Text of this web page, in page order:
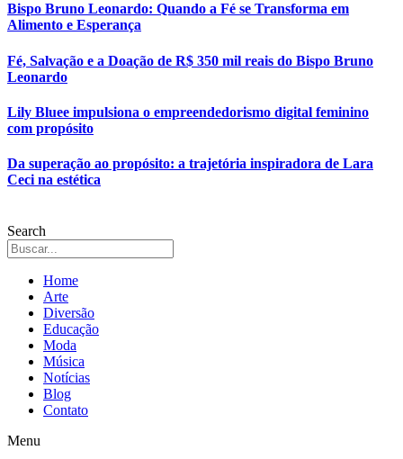
Bispo Bruno Leonardo: Quando a Fé se Transforma em
Alimento e Esperança
Fé, Salvação e a Doação de R$ 350 mil reais do Bispo Bruno
Leonardo
Lily Bluee impulsiona o empreendedorismo digital feminino
com propósito
Da superação ao propósito: a trajetória inspiradora de Lara
Ceci na estética
Search
Home
Arte
Diversão
Educação
Moda
Música
Notícias
Blog
Contato
Menu